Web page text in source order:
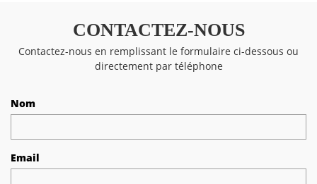
CONTACTEZ-NOUS
Contactez-nous en remplissant le formulaire ci-dessous ou
directement par téléphone
Nom
Email